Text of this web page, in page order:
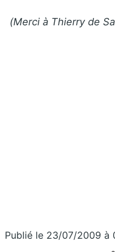
(Merci à Thierry de
Publié le 23/07/2009 à